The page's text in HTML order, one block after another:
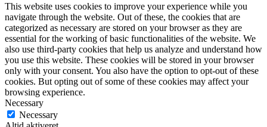
This website uses cookies to improve your experience while you
navigate through the website. Out of these, the cookies that are
categorized as necessary are stored on your browser as they are
essential for the working of basic functionalities of the website. We
also use third-party cookies that help us analyze and understand how
you use this website. These cookies will be stored in your browser
only with your consent. You also have the option to opt-out of these
cookies. But opting out of some of these cookies may affect your
browsing experience.
Necessary
Necessary